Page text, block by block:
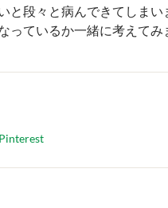
と段々と病んできてしま
っているか一緒に考えてみ
Pinterest